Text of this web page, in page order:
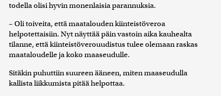
todella olisi hyvin monenlaisia parannuksia.
– Oli toiveita, että maatalouden kiinteistöveroa
helpotettaisiin. Nyt näyttää päin vastoin aika kauhealta
tilanne, että kiinteistöverouudistus tulee olemaan raskas
maataloudelle ja koko maaseudulle.
Sitäkin puhuttiin suureen ääneen, miten maaseudulla
kallista liikkumista pitää helpottaa.